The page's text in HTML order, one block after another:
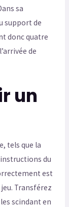
sa
support de
donc quatre
de
un
tels que la
du
est
Transférez
scindant en